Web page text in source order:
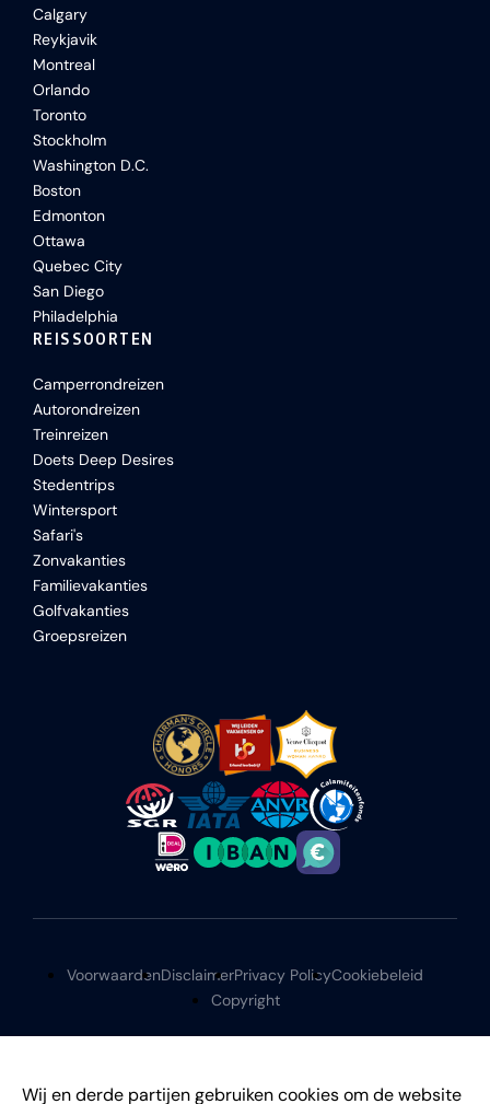
Wij en derde partijen gebruiken cookies om de website
Calgary
Reykjavik
Montreal
Orlando
Toronto
Stockholm
Washington D.C.
Boston
Edmonton
Ottawa
Quebec City
San Diego
Philadelphia
REISSOORTEN
Camperrondreizen
Autorondreizen
Treinreizen
Doets Deep Desires
Stedentrips
Wintersport
Safari's
Zonvakanties
Familievakanties
Golfvakanties
Groepsreizen
VoorwaardenDisclaimerPrivacy PolicyCookiebeleid
Copyright